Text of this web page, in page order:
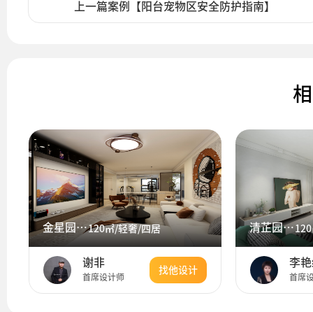
上一篇案例【阳台宠物区安全防护指南】
金星园120平米现代轻奢，高级大气120㎡/轻奢/四居
谢非
首席设计师
找他设计
清芷园 120㎡ 现代简约
李
首席